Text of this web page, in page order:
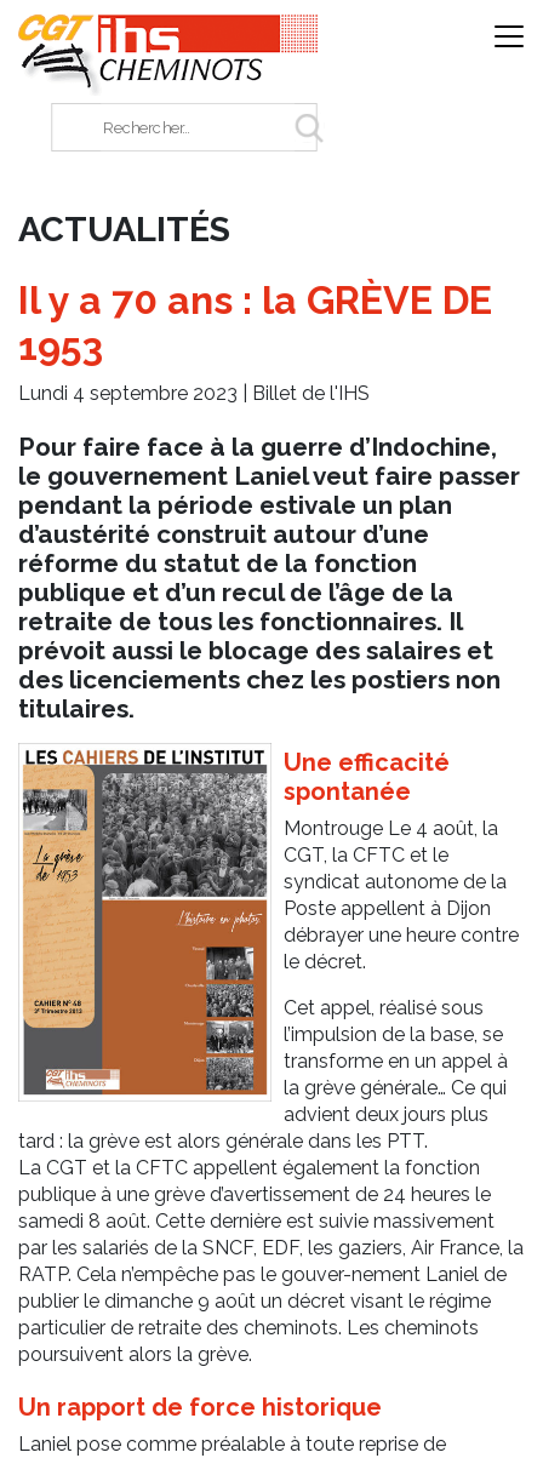
ACTUALITÉS
Il y a 70 ans : la GRÈVE DE
1953
Lundi 4 septembre 2023 | Billet de l'IHS
Pour faire face à la guerre d’Indochine,
le gouvernement Laniel veut faire passer
pendant la période estivale un plan
d’austérité construit autour d’une
réforme du statut de la fonction
publique et d’un recul de l’âge de la
retraite de tous les fonctionnaires. Il
prévoit aussi le blocage des salaires et
des licenciements chez les postiers non
titulaires.
Une efficacité
spontanée
Montrouge Le 4 août, la
CGT, la CFTC et le
syndicat autonome de la
Poste appellent à Dijon
débrayer une heure contre
le décret.
Cet appel, réalisé sous
l’impulsion de la base, se
transforme en un appel à
la grève générale… Ce qui
advient deux jours plus
tard : la grève est alors générale dans les PTT.
La CGT et la CFTC appellent également la fonction
publique à une grève d’avertissement de 24 heures le
samedi 8 août. Cette dernière est suivie massivement
par les salariés de la SNCF, EDF, les gaziers, Air France, la
RATP. Cela n’empêche pas le gouver-nement Laniel de
publier le dimanche 9 août un décret visant le régime
particulier de retraite des cheminots. Les cheminots
poursuivent alors la grève.
Un rapport de force historique
Laniel pose comme préalable à toute reprise de
Panneau de gestion des cookies